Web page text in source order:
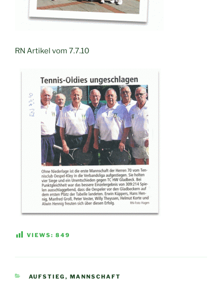
RN Artikel vom 7.7.10
VIEWS: 849
KATEGORIEN
AUFSTIEG , MANNSCHAFT